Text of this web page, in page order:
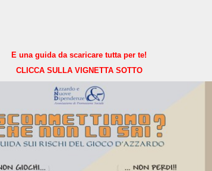
E una guida da scaricare tutta per te!
CLICCA SULLA VIGNETTA SOTTO